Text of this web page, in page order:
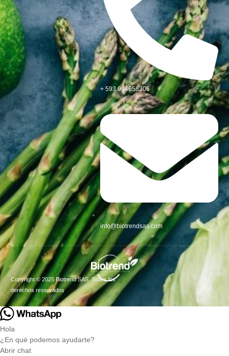
+ 593 994656306
info@biotrendsas.com
Copyright © 2025 Biotrend SAS. Todos los
derechos reservados
Hola
¿En qué podemos ayudarte?
Abrir chat